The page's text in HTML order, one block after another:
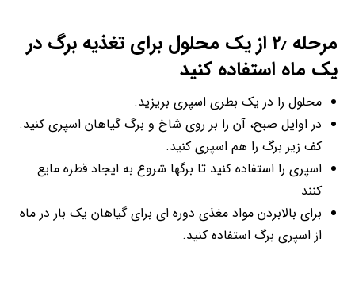
مرحله ۲٫ از یک محلول برای تغذیه برگ در
یک ماه استفاده کنید
محلول را در یک بطری اسپری بریزید.
در اوایل صبح، آن را بر روی شاخ و برگ گیاهان اسپری کنید.
کف زیر برگ را هم اسپری کنید.
اسپری را استفاده کنید تا برگ­ها شروع به ایجاد قطره مایع
کنند
برای بالابردن مواد مغذی دوره ­ای برای گیاهان یک بار در ماه
از اسپری برگ استفاده کنید.